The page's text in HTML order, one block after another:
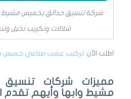
شركة تنسيق حدائق بخميس
شلالات وتكريب نخيل
اطلب الآن: تركيب عشب صناعي خميس
مميزات شركات تنسيق
مشيط وابها وأيهم تقدم